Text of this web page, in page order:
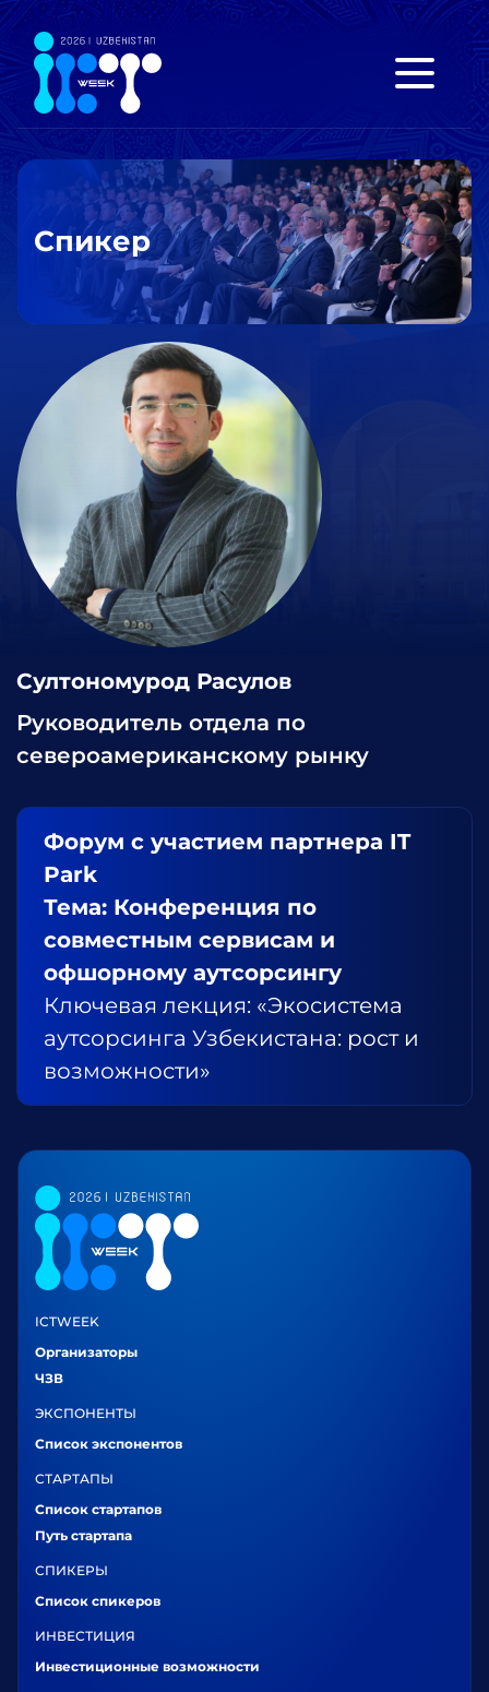
Спикер
Султономурод Расулов
Руководитель отдела по
североамериканскому рынку
Форум с участием партнера IT
Park
Тема: Конференция по
совместным сервисам и
офшорному аутсорсингу
Ключевая лекция: «Экосистема
аутсорсинга Узбекистана: рост и
возможности»
ICTWEEK
Организаторы
ЧЗВ
ЭКСПОНЕНТЫ
Список экспонентов
СТАРТАПЫ
Список стартапов
Путь стартапа
СПИКЕРЫ
Список спикеров
ИНВЕСТИЦИЯ
Инвестиционные возможности